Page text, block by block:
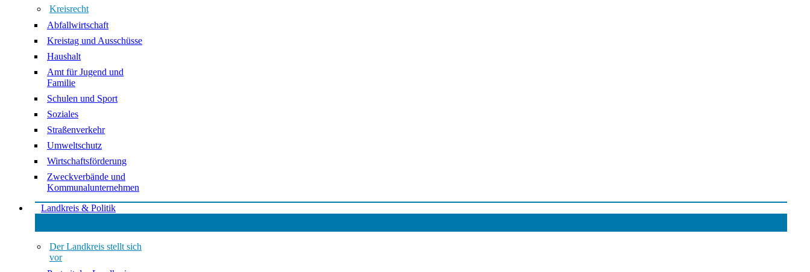
Kreisrecht
Abfallwirtschaft
Kreistag und Ausschüsse
Haushalt
Amt für Jugend und
Familie
Schulen und Sport
Soziales
Straßenverkehr
Umweltschutz
Wirtschaftsförderung
Zweckverbände und
Kommunalunternehmen
Landkreis & Politik
Der Landkreis stellt sich
vor